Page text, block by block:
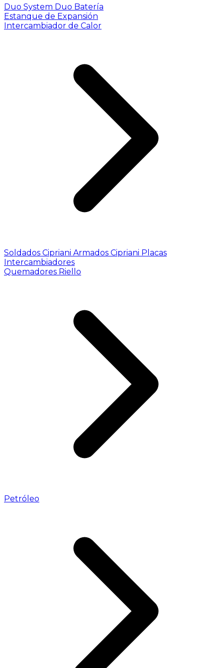
Duo System Duo Batería
Estanque de Expansión
Intercambiador de Calor
Soldados Cipriani Armados Cipriani Placas
Intercambiadores
Quemadores Riello
Petróleo